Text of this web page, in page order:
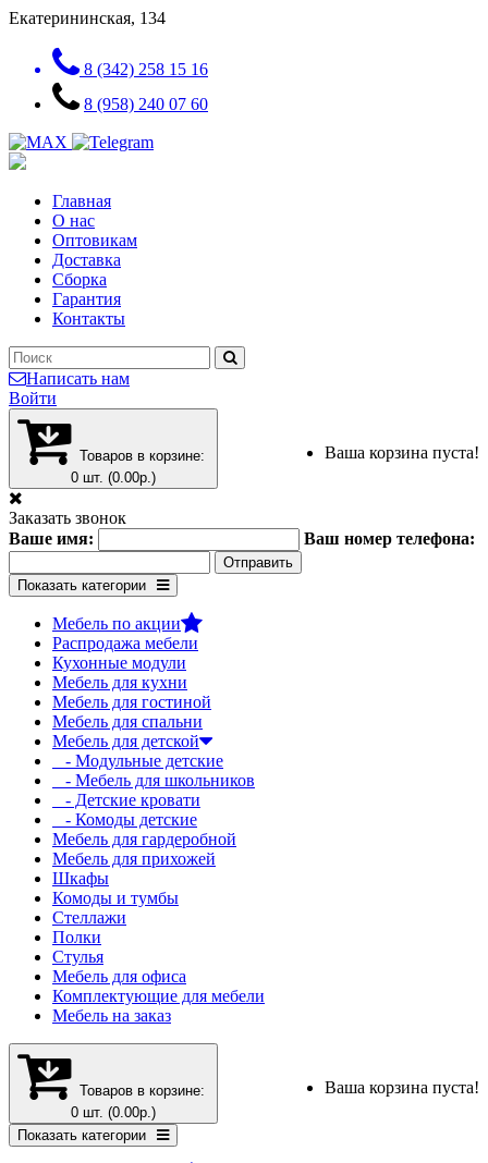
Екатерининская, 134
8 (342) 258 15 16
8 (958) 240 07 60
Главная
О нас
Оптовикам
Доставка
Сборка
Гарантия
Контакты
Написать нам
Войти
Товаров в корзине:
0 шт. (0.00р.)
Ваша корзина пуста!
Заказать звонок
Ваше имя:
Ваш номер телефона:
Показать категории
Мебель по акции
Распродажа мебели
Кухонные модули
Мебель для кухни
Мебель для гостиной
Мебель для спальни
Мебель для детской
- Модульные детские
- Мебель для школьников
- Детские кровати
- Комоды детские
Мебель для гардеробной
Мебель для прихожей
Шкафы
Комоды и тумбы
Стеллажи
Полки
Стулья
Мебель для офиса
Комплектующие для мебели
Мебель на заказ
Товаров в корзине:
0 шт. (0.00р.)
Ваша корзина пуста!
Показать категории